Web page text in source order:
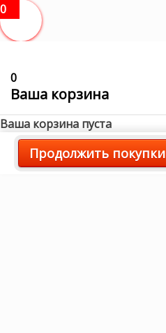
0
0
Ваша корзина
Ваша корзина пуста
Продолжить покупки